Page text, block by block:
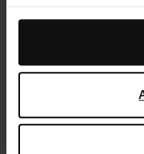
Daarnaast werken
advertentie- en
hoe Google uw